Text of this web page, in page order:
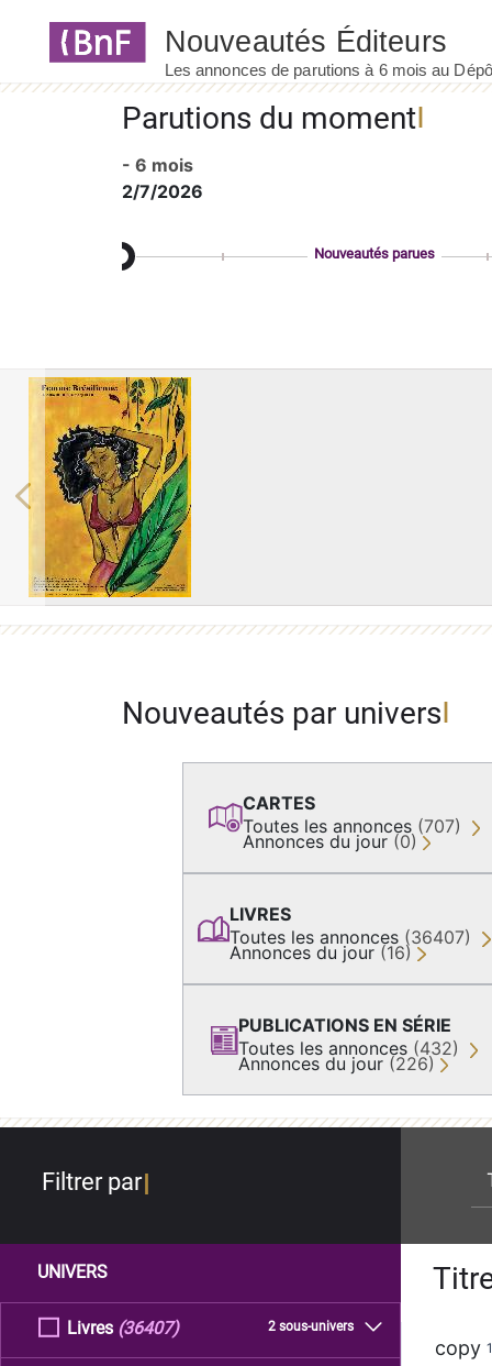
Parutions du moment
- 6 mois
2/7/2026
Nouveautés parues
Previous
Nouveautés par univers
CARTES
Toutes les annonces (707)
Annonces du jour (0)
LIVRES
Toutes les annonces (36407)
Annonces du jour (16)
PUBLICATIONS EN SÉRIE
Toutes les annonces (432)
Annonces du jour (226)
Filtrer par
UNIVERS
Livres 2 sous-univers
(36407)
copy